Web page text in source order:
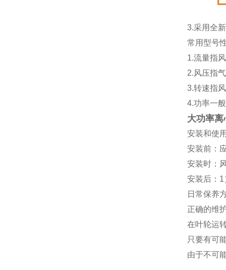
3.采用全
常用型号
1.流量指
2.风压指
3.转速指
4.功率一
大功率
安装和使
安装前：
安装时：
安装后： 1
日常保养
正确的维
在叶轮运
只要有可
由于不可